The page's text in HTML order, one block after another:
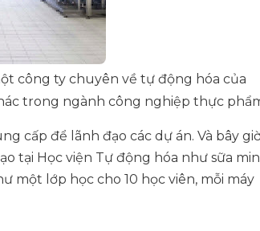
công ty chuyên về tự động hóa của
trong ngành công nghiệp thực
cấp để lãnh đạo các dự án. Và bây
tại Học viện Tự động hóa như sữa
một lớp học cho 10 học viên, mỗi máy